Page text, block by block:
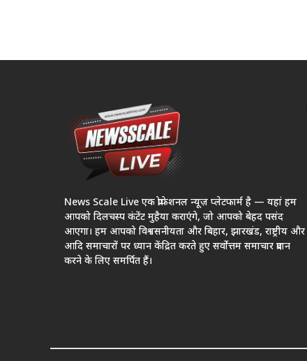
News Scale Live एक प्रोफेशनल न्यूज़ प्लेटफार्म है — यहां हम
आपको दिलचस्प कंटेंट मुहैया कराएंगे, जो आपको बेहद पसंद
आएगा। हम आपको विश्वसनीयता और बिहार, झारखंड, राष्ट्रीय और
आदि समाचारों पर ध्यान केंद्रित करते हुए सर्वोत्तम समाचार प्रदान
करने के लिए समर्पित हैं।